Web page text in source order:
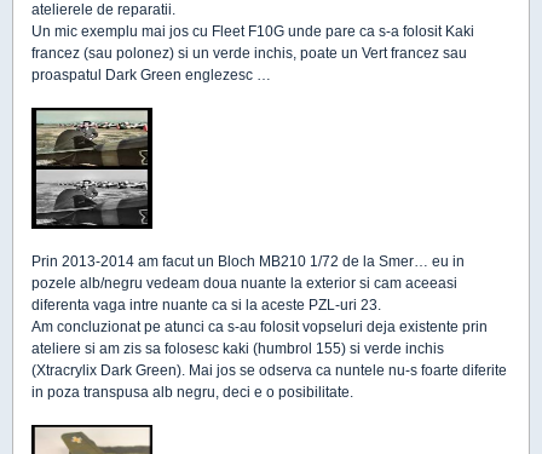
atelierele de reparatii.
Un mic exemplu mai jos cu Fleet F10G unde pare ca s-a folosit Kaki
francez (sau polonez) si un verde inchis, poate un Vert francez sau
proaspatul Dark Green englezesc …
Prin 2013-2014 am facut un Bloch MB210 1/72 de la Smer… eu in
pozele alb/negru vedeam doua nuante la exterior si cam aceeasi
diferenta vaga intre nuante ca si la aceste PZL-uri 23.
Am concluzionat pe atunci ca s-au folosit vopseluri deja existente prin
ateliere si am zis sa folosesc kaki (humbrol 155) si verde inchis
(Xtracrylix Dark Green). Mai jos se odserva ca nuntele nu-s foarte diferite
in poza transpusa alb negru, deci e o posibilitate.